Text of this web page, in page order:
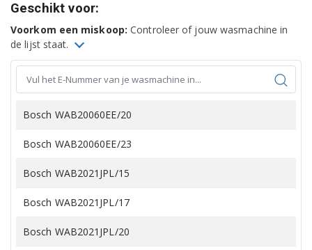
Geschikt voor:
Voorkom een miskoop: Controleer of jouw wasmachine in
de lijst staat.
Bosch WAB20060EE/20
Bosch WAB20060EE/23
Bosch WAB2021JPL/15
Bosch WAB2021JPL/17
Bosch WAB2021JPL/20